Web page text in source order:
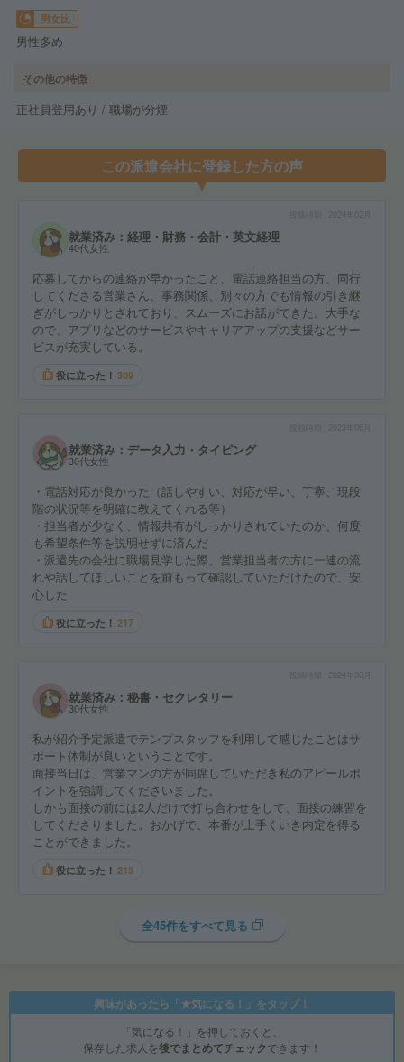
男女比
男性多め
その他の特徴
正社員登用あり / 職場が分煙
この派遣会社に登録した方の声
2024年02月
就業済み：経理・財務・会計・英文経理
40代女性
応募してからの連絡が早かったこと、電話連絡担当の方、同行
してくださる営業さん、事務関係、別々の方でも情報の引き継
ぎがしっかりとされており、スムーズにお話ができた。大手な
ので、アプリなどのサービスやキャリアアップの支援などサー
ビスが充実している。
役に立った！ 309
就業済み：データ入力・タイピング
30代女性
・電話対応が良かった（話しやすい、対応が早い、丁寧、現段
階の状況等を明確に教えてくれる等）
・担当者が少なく、情報共有がしっかりされていたのか、何度
も希望条件等を説明せずに済んだ
・派遣先の会社に職場見学した際、営業担当者の方に一連の流
れや話してほしいことを前もって確認していただけたので、安
心した
役に立った！ 217
2024年03月
就業済み：秘書・セクレタリー
30代女性
私が紹介予定派遣でテンプスタッフを利用して感じたことはサ
ポート体制が良いということです。
面接当日は、営業マンの方が同席していただき私のアピールポ
イントを強調してくださいました。
しかも面接の前には2人だけで打ち合わせをして、面接の練習を
してくださりました。おかげで、本番が上手くいき内定を得る
ことができました。
役に立った！ 213
全45件をすべて見る
興味があったら「★気になる！」をタップ！
「気になる！」を押しておくと、
保存した求人を後でまとめてチェックできます！